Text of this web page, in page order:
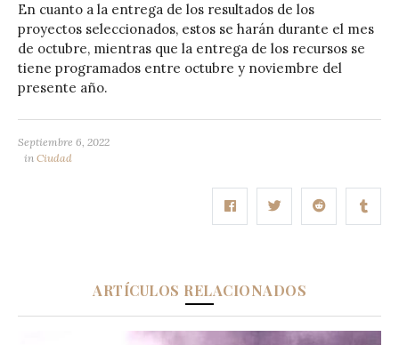
En cuanto a la entrega de los resultados de los
proyectos seleccionados, estos se harán durante el mes
de octubre, mientras que la entrega de los recursos se
tiene programados entre octubre y noviembre del
presente año.
Septiembre 6, 2022
in Ciudad
ARTÍCULOS RELACIONADOS